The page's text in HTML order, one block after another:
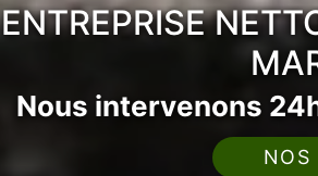
ENTREPRISE
Nous intervenons
NOS